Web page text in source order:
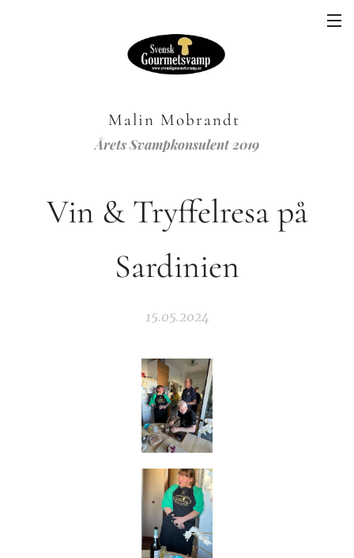
Malin Mobrandt
Årets Svampkonsulent 2019
Vin & Tryffelresa på
Sardinien
15.05.2024